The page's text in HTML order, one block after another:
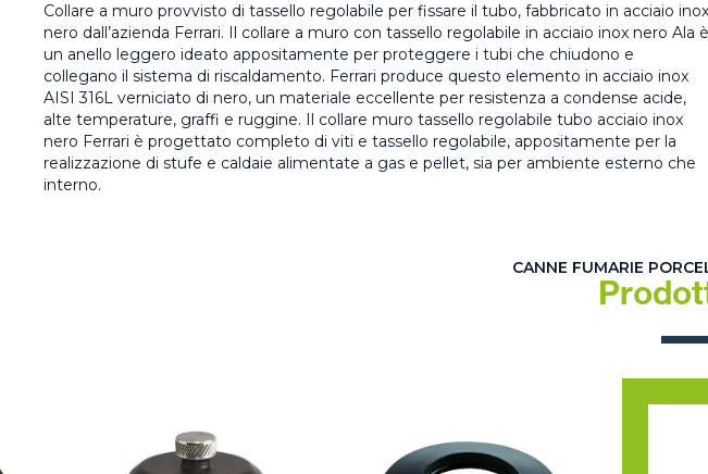
Collare a muro provvisto di tassello regolabile per fissare il tubo, fabbricato in acciaio inox
nero dall’azienda Ferrari. Il collare a muro con tassello regolabile in acciaio inox nero Ala è
un anello leggero ideato appositamente per proteggere i tubi che chiudono e
collegano il sistema di riscaldamento. Ferrari produce questo elemento in acciaio inox
AISI 316L verniciato di nero, un materiale eccellente per resistenza a condense acide,
alte temperature, graffi e ruggine. Il collare muro tassello regolabile tubo acciaio inox
nero Ferrari è progettato completo di viti e tassello regolabile, appositamente per la
realizzazione di stufe e caldaie alimentate a gas e pellet, sia per ambiente esterno che
interno.
CANNE FUMARIE